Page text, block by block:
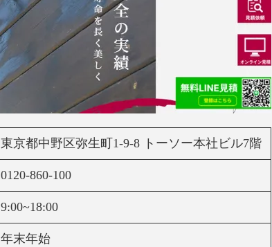
東京都中野区弥生町1-9-8 トーソー本社ビル7階
0120-860-100
9:00~18:00
年末年始